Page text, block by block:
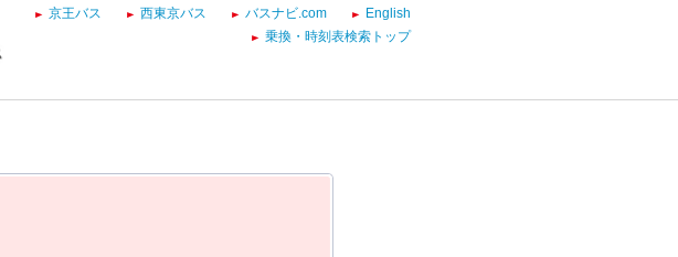
京王バス 西東京バス バスナビ.com
English
乗換・時刻表検索トップ